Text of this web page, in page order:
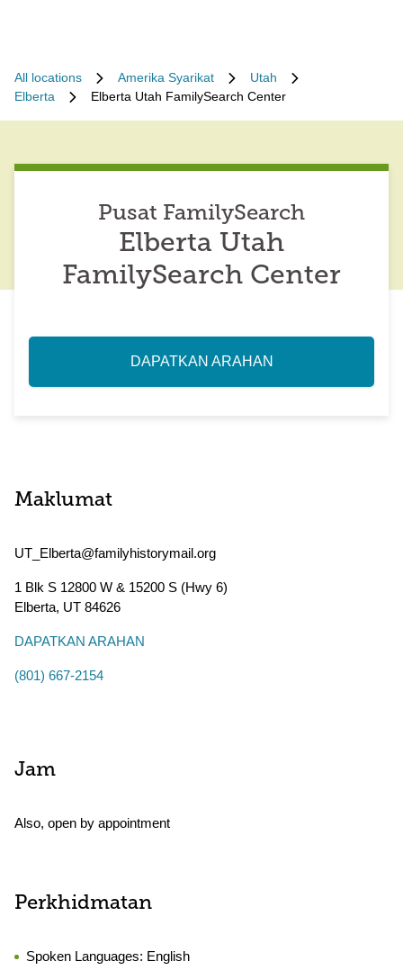
All locations Amerika Syarikat
Utah
Elberta
Elberta Utah FamilySearch Center
Pusat FamilySearch
Elberta Utah
FamilySearch Center
DAPATKAN ARAHAN
Maklumat
UT_Elberta@familyhistorymail.org
1 Blk S 12800 W & 15200 S (Hwy 6)
Elberta, UT 84626
DAPATKAN ARAHAN
(801) 667-2154
Jam
Also, open by appointment
Perkhidmatan
Spoken Languages: English